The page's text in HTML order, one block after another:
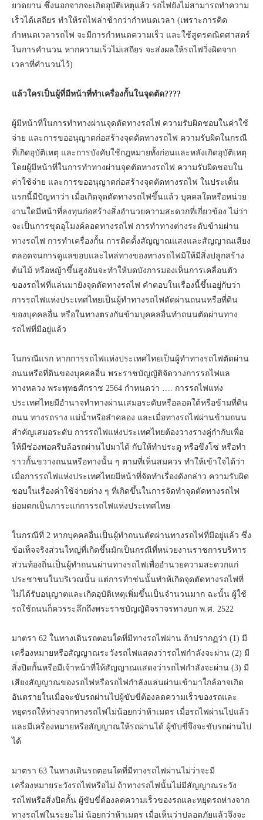
ยวดยาน ซึ่งนอกจากจะเกิดอุบัติเหตุแล้ว รถไฟยังไม่สามารถทำความ
เร็วได้เสถียร ทำให้รถไฟล่าช้ากว่ากำหนดเวลา (เพราะการคิด
กำหนดเวลารถไฟ จะมีการกำหนดความเร็ว และใช้สูตรคณิตศาสตร์
ในการคำนวน หากความเร็วไม่เสถียร จะส่งผลให้รถไฟวิ่งผิดจาก
เวลาที่คำนวนไว้)
แล้วใครเป็นผู้ที่มีหน้าที่ทำเครื่องกั้นในจุดตัด????
ผู้มีหน้าที่ในการทำทางผ่านจุดตัดทางรถไฟ ความรับผิดชอบในค่าใช้
จ่าย และการขออนุญาตก่อสร้างจุดตัดทางรถไฟ ความรับผิดในกรณี
ที่เกิดอุบัติเหตุ และการบังคับใช้กฎหมายทั้งก่อนและหลังเกิดอุบัติเหตุ
โดยผู้มีหน้าที่ในการทำทางผ่านจุดตัดทางรถไฟ ความรับผิดชอบใน
ค่าใช้จ่าย และการขออนุญาตก่อสร้างจุดตัดทางรถไฟ ในประเด็น
แรกนี้มีปัญหาว่า เมื่อเกิดจุดตัดทางรถไฟขึ้นแล้ว บุคคลใดหรือหน่วย
งานใดมีหน้าที่ลงทุนก่อสร้างสิ่งอำนวยความสะดวกที่เกี่ยวข้อง ไม่ว่า
จะเป็นการขุดอุโมงค์ลอดทางรถไฟ การทำทางต่างระดับข้ามผ่าน
ทางรถไฟ การทำเครื่องกั้น การติดตั้งสัญญาณแสงและสัญญาณเสียง
ตลอดจนการดูแลขอบและไหล่ทางของทางรถไฟมิให้มีสิ่งปลูกสร้าง
ต้นไม้ หรือหญ้าขึ้นสูงอันจะทำให้บดบังการมองเห็นการเคลื่อนตัว
ของรถไฟที่แล่นมายังจุดตัดทางรถไฟ คำตอบในเรื่องนี้ขึ้นอยู่กับว่า
การรถไฟแห่งประเทศไทยเป็นผู้ทำทางรถไฟตัดผ่านถนนหรือที่ดิน
ของบุคคลอื่น หรือในทางตรงกันข้ามบุคคลอื่นทำถนนตัดผ่านทาง
รถไฟที่มีอยู่แล้ว
ในกรณีแรก หากการรถไฟแห่งประเทศไทยเป็นผู้ทำทางรถไฟตัดผ่าน
ถนนหรือที่ดินของบุคคลอื่น พระราชบัญญัติจัดวางการรถไฟแล
ทางหลวง พระพุทธศักราช 2564 กำหนดว่า …. การรถไฟแห่ง
ประเทศไทยมีอำนาจทำทางผ่านเสมอระดับหรือลอดใต้หรือข้ามที่ดิน
ถนน ทางรถราง แม่น้ำหรือลำคลอง และเมื่อทางรถไฟผ่านข้ามถนน
สำคัญเสมอระดับ การรถไฟแห่งประเทศไทยต้องวางรางคู่กำกับเพื่อ
ให้มีช่องพอครีบล้อรถผ่านไปมาได้ กับให้ทำประตู หรือขึงโซ่ หรือทำ
ราวกั้นขวางถนนหรือทางนั้น ๆ ตามที่เห็นสมควร ทำให้เข้าใจได้ว่า
เมื่อการรถไฟแห่งประเทศไทยมีหน้าที่จัดทำเรื่องดังกล่าว ความรับผิด
ชอบในเรื่องค่าใช้จ่ายต่าง ๆ ที่เกิดขึ้นในการจัดทำจุดตัดทางรถไฟ
ย่อมตกเป็นภาระแก่การรถไฟแห่งประเทศไทย
ในกรณีที่ 2 หากบุคคลอื่นเป็นผู้ทำถนนตัดผ่านทางรถไฟที่มีอยู่แล้ว ซึ่ง
ข้อเท็จจริงส่วนใหญ่ที่เกิดขึ้นมักเป็นกรณีที่หน่วยงานราชการบริหาร
ส่วนท้องถิ่นเป็นผู้ทำถนนผ่านทางรถไฟเพื่ออำนวยความสะดวกแก่
ประชาชนในบริเวณนั้น แต่การทำช่นนั้นทำห้เกิดจุดตัดทางรถไฟที่
ไม่ได้รับอนุญาตและเกิดอุบัติเหตุเพิ่มขึ้นเป็นจำนวนมาก ฉะนั้น ผู้ใช้
รถใช้ถนนก็ควรระลึกถึงพระราชบัญญัติจราจรทางบก พ.ศ. 2522
มาตรา 62 ในทางเดินรถตอนใดที่มีทางรถไฟผ่าน ถ้าปรากฏว่า (1) มี
เครื่องหมายหรือสัญญาณระวังรถไฟแสดงว่ารถไฟกำลังจะผ่าน (2) มี
สิ่งปิดกั้นหรือมีเจ้าหน้าที่ให้สัญญาณแสดงว่ารถไฟกำลังจะผ่าน (3) มี
เสียงสัญญาณของรถไฟหรือรถไฟกำลังแล่นผ่านเข้ามาใกล้อาจเกิด
อันตรายในเมื่อจะขับรถผ่านไปผู้ขับขี่ต้องลดความเร็วของรถและ
หยุดรถให้ห่างจากทางรถไฟไม่น้อยกว่าห้าเมตร เมื่อรถไฟผ่านไปแล้ว
และมีเครื่องหมายหรือสัญญาณให้รถผ่านได้ ผู้ขับขี่จึงจะขับรถผ่านไป
ได้
มาตรา 63 ในทางเดินรถตอนใดที่มีทางรถไฟผ่านไม่ว่าจะมี
เครื่องหมายระวังรถไฟหรือไม่ ถ้าทางรถไฟนั้นไม่มีสัญญาณระวัง
รถไฟหรือสิ่งปิดกั้น ผู้ขับขี่ต้องลดความเร็วของรถและหยุดรถห่างจาก
ทางรถไฟในระยะไม่ น้อยกว่าห้าเมตร เมื่อเห็นว่าปลอดภัยแล้วจึงจะ